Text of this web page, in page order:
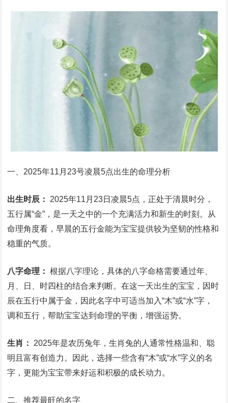
一、2025年11月23号凌晨5点出生的命理分析
出生时辰：
2025年11月23日凌晨5点，正处于清晨时分，
五行属“金”，是一天之中的一个充满活力和新生的时刻。从
命理角度看，早晨的五行金能为宝宝提供较为坚韧的性格和
稳重的气质。
八字命理： 根据八字理论，具体的八字命格需要通过年、
月、日、时四柱的结合来判断。在这一天出生的宝宝，因时
辰在五行中属于金，因此名字中可适当加入“木”或“水”字，
调和五行，帮助宝宝达到命理的平衡，增强运势。
生肖：
2025年是农历兔年，生肖兔的人通常性格温和、聪
明且富有创造力。因此，选择一些含有“木”或“水”字义的名
字，更能为宝宝带来好运和积极的成长动力。
二、推荐最旺的名字